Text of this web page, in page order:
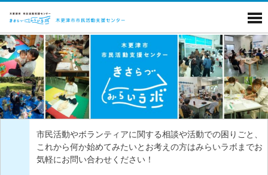
市民活動やボランティアに関する相談や活動での困りごと、
これから何か始めてみたいとお考えの方はみらいラボまでお
気軽にお問い合わせください！